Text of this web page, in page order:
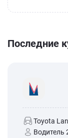
Последние
Toyota
Водитель